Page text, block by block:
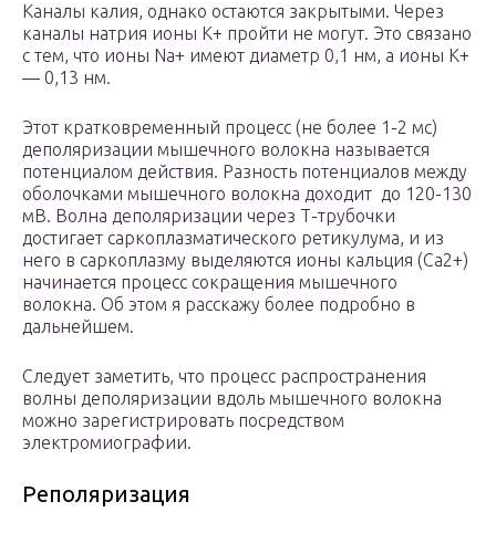
Каналы калия, однако остаются закрытыми. Через
каналы натрия ионы К+ пройти не могут. Это связано
с тем, что ионы Na+ имеют диаметр 0,1 нм, а ионы К+
— 0,13 нм.
Этот кратковременный процесс (не более 1-2 мс)
деполяризации мышечного волокна называется
потенциалом действия. Разность потенциалов между
оболочками мышечного волокна доходит до 120-130
мВ. Волна деполяризации через Т-трубочки
достигает саркоплазматического ретикулума, и из
него в саркоплазму выделяются ионы кальция (Ca2+)
начинается процесс сокращения мышечного
волокна. Об этом я расскажу более подробно в
дальнейшем.
Следует заметить, что процесс распространения
волны деполяризации вдоль мышечного волокна
можно зарегистрировать посредством
электромиографии.
Реполяризация